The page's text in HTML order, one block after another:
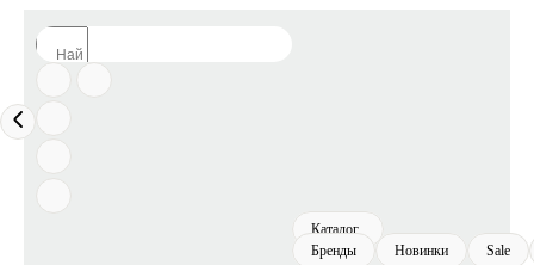
Каталог
Бренды
Новинки Sale